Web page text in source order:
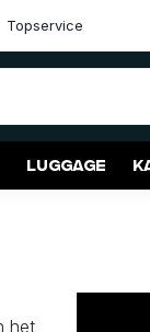
Topservice
Luggage
het